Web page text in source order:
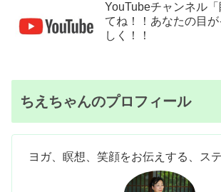
YouTubeチャンネル
てね！！あなたの目
しく！！
ちえちゃんのプロフィール
ヨガ、瞑想、笑顔をお伝えする、ス